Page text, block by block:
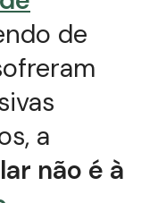
de
a
não é à